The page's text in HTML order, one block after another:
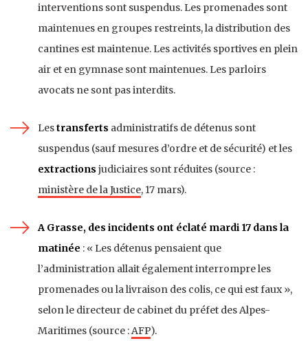
interventions sont suspendus. Les promenades sont
maintenues en groupes restreints, la distribution des
cantines est maintenue. Les activités sportives en plein
air et en gymnase sont maintenues. Les parloirs
avocats ne sont pas interdits.
Lestransferts administratifs de détenus sont
suspendus (sauf mesures d’ordre et de sécurité) et les
extractions judiciaires sont réduites (source :
ministère de la Justice, 17 mars).
A Grasse, des incidents ont éclaté mardi 17 dans la
matinée : « Les détenus pensaient que
l’administration allait également interrompre les
promenades ou la livraison des colis, ce qui est faux »,
selon le directeur de cabinet du préfet des Alpes-
Maritimes (source : AFP).